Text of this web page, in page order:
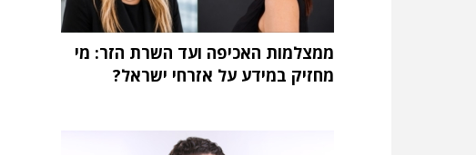
ממצלמות האכיפה ועד השרת הזר: מי
מחזיק במידע על אזרחי ישראל?